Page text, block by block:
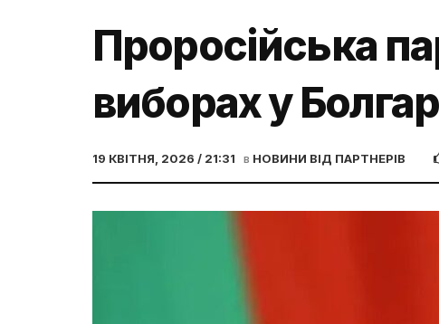
Проросійська
виборах у
19 КВІТНЯ, 2026 / 21:31 в НОВИНИ ВІД ПАРТНЕРІВ